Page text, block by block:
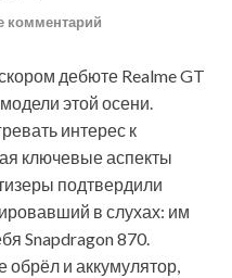
комментарий
дебюте Realme GT
этой осени.
интерес к
ключевые аспекты
подтвердили
в слухах: им
Snapdragon 870.
обрёл и аккумулятор,